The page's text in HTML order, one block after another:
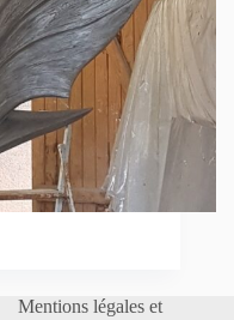
Mentions légales et